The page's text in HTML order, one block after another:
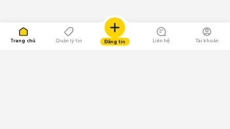
Trang chủ Quản lý tin Đăng tin Liên hệ Tài khoản